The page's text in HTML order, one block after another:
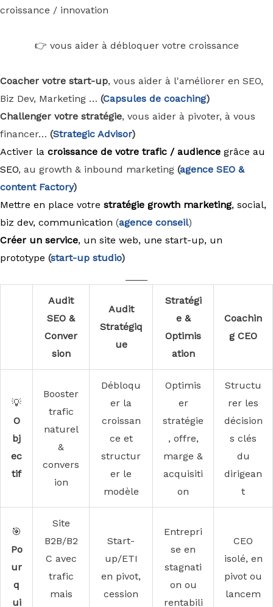
croissance / innovation
👉 vous aider à débloquer votre croissance
Coacher votre start-up, vous aider à l'améliorer en SEO,
Biz Dev, Marketing … (Capsules de coaching)
Challenger votre stratégie, vous aider à pivoter, à vous
financer… (Strategic Advisor)
Activer la croissance de votre trafic / audience grâce au
SEO, au growth & inbound marketing (agence SEO &
content Factory)
Mettre en place votre stratégie growth marketing, social,
biz dev, communication (agence conseil)
Créer un service, un site web, une start-up, un
prototype (start-up studio)
Audit
SEO &
Conver
sion
Audit
Stratégiq
ue
Stratégi
e &
Optimis
ation
Coachin
g CEO
💡
O
bj
ec
tif
Booster
trafic
naturel
&
convers
ion
Débloqu
er la
croissan
ce et
structur
er le
modèle
Optimis
er
stratégie
, offre,
marge &
acquisiti
on
Structu
rer les
décision
s clés
du
dirigean
t
🎯
Po
ur
q
ui
Site
B2B/B2
C avec
trafic
mais
Start-
up/ETI
en pivot,
cession
Entrepri
se en
stagnati
on ou
rentabili
CEO
isolé, en
pivot ou
lancem